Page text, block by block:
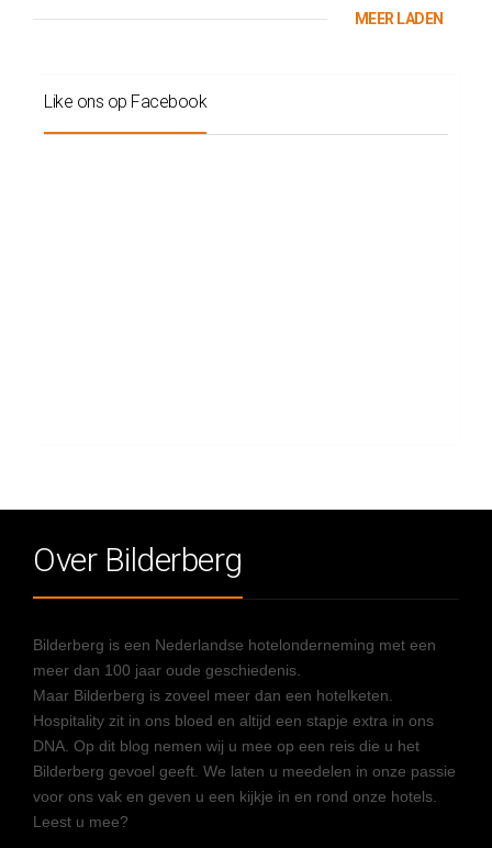
MEER LADEN
Like ons op Facebook
Over Bilderberg
Bilderberg is een Nederlandse hotelonderneming met een
meer dan 100 jaar oude geschiedenis.
Maar Bilderberg is zoveel meer dan een hotelketen.
Hospitality zit in ons bloed en altijd een stapje extra in ons
DNA. Op dit blog nemen wij u mee op een reis die u het
Bilderberg gevoel geeft. We laten u meedelen in onze passie
voor ons vak en geven u een kijkje in en rond onze hotels.
Leest u mee?